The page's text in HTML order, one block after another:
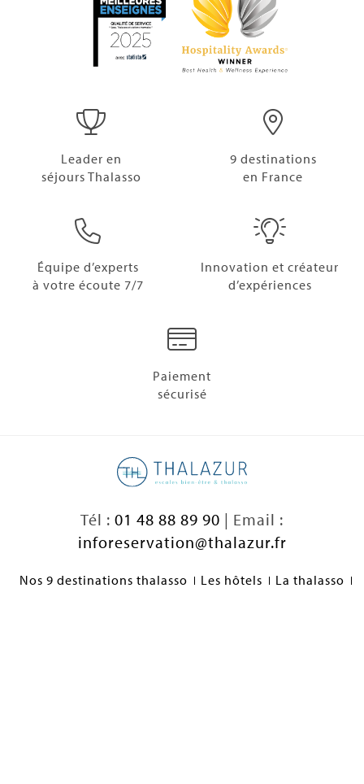
Leader en
séjours Thalasso
9 destinations
en France
Équipe d’experts
à votre écoute 7/7
Innovation et créateur
d’expériences
Paiement
sécurisé
Tél : 01 48 88 89 90 | Email :
inforeservation@thalazur.fr
Nos 9 destinations thalasso Les hôtels
La thalasso